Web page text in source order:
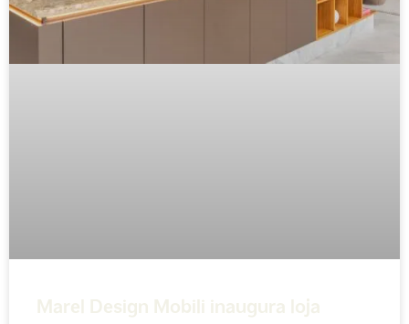
Marel Design Mobili inaugura loja